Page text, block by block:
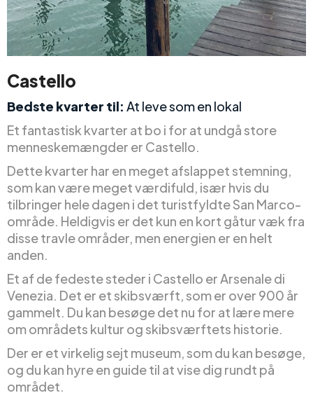
Castello
Bedste kvarter til: At leve som en lokal
Et fantastisk kvarter at bo i for at undgå store
menneskemængder er Castello.
Dette kvarter har en meget afslappet stemning,
som kan være meget værdifuld, især hvis du
tilbringer hele dagen i det turistfyldte San Marco-
område. Heldigvis er det kun en kort gåtur væk fra
disse travle områder, men energien er en helt
anden.
Et af de fedeste steder i Castello er Arsenale di
Venezia. Det er et skibsværft, som er over 900 år
gammelt. Du kan besøge det nu for at lære mere
om områdets kultur og skibsværftets historie.
Der er et virkelig sejt museum, som du kan besøge,
og du kan hyre en guide til at vise dig rundt på
området.